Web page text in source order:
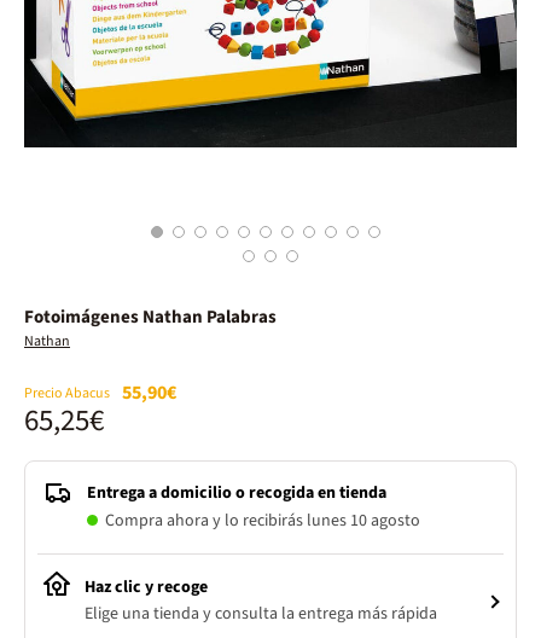
1 2 3 4 5 6 7 8 9 10 11
12 13 14
Fotoimágenes Nathan Palabras
Nathan
Precio Abacus 55,90€
65,25€
Entrega a domicilio o recogida en tienda
Compra ahora y lo recibirás lunes 10 agosto
Haz clic y recoge
Elige una tienda y consulta la entrega más rápida